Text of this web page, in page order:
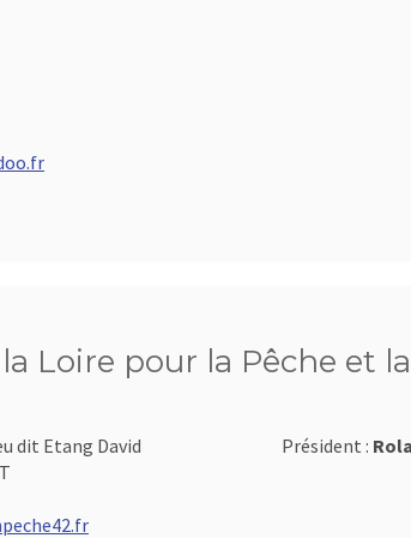
Loire pour la Pêche et
dit Etang David
Président :